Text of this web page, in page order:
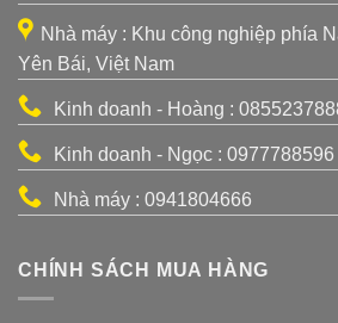
Nhà máy : Khu công nghiệp phía
Yên Bái, Việt Nam
Kinh doanh - Hoàng :
Kinh doanh - Ngọc : 0977788596
Nhà máy : 0941804666
CHÍNH SÁCH MUA HÀNG